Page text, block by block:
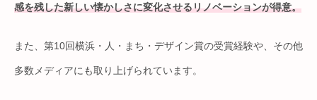
感を残した新しい懐かしさに変化させるリノベーションが得意。
また、第10回横浜・人・まち・デザイン賞の受賞経験や、その他
多数メディアにも取り上げられています。